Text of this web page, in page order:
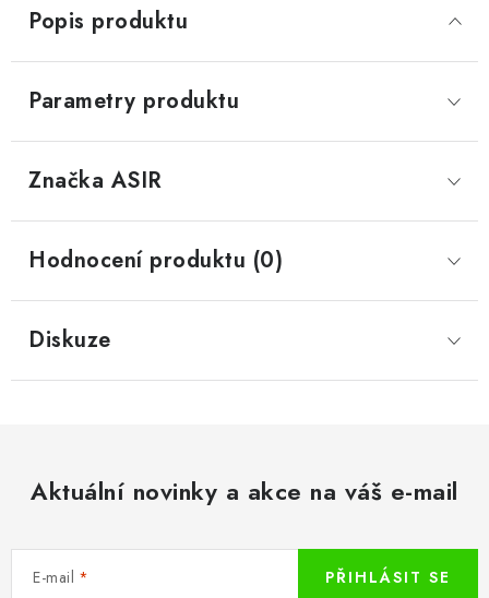
Popis produktu
Parametry produktu
Značka ASIR
Hodnocení produktu (0)
Diskuze
Aktuální novinky a akce na váš e-mail
E-mail PŘIHLÁSIT SE